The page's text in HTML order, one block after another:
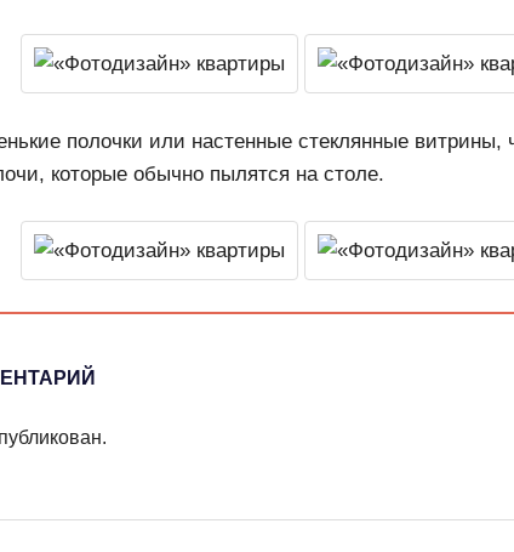
полочки или настенные стеклянные витрины,
которые обычно пылятся на столе.